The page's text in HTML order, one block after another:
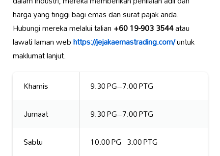
harga yang tinggi bagi emas dan surat pajak anda.
Hubungi mereka melalui talian+60 19-903 3544atau
lawati laman webhttps://jejakaemastrading.com/untuk
maklumat lanjut.
Khamis
9:30 PG–7:00 PTG
Jumaat
9:30 PG–7:00 PTG
Sabtu
10:00 PG–3:00 PTG